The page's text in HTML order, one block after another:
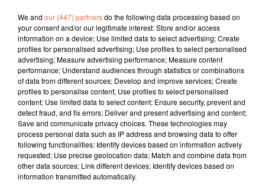
20 décembre 2023 - 13 min 57 sec
JOURNAL DU MERCREDI 20 DÉCEMBRE (MIDI)
Fabien Gazeau
L'info près de chez vous
Présenté par Fabien Gazeau
- Le programme coeur de Ville va connaitre une
deuxième phase à Bressuire
- A Moncoutant sur Sèvre, le conseil se détermine sur
les zones d'accélération des énergies renouvelables !
We and our (447) partnersdo the following data processing based on
your consent and/or our legitimate interest: Store and/or access
information on a device; Use limited data to select advertising; Create
profiles for personalised advertising; Use profiles to select personalised
advertising; Measure advertising performance; Measure content
performance; Understand audiences through statistics or combinations
of data from different sources; Develop and improve services; Create
profiles to personalise content; Use profiles to select personalised
content; Use limited data to select content; Ensure security, prevent and
detect fraud, and fix errors; Deliver and present advertising and content;
Save and communicate privacy choices. These technologies may
process personal data such as IP address and browsing data to offer
following functionalities: Identify devices based on information actively
requested; Use precise geolocation data; Match and combine data from
other data sources; Link different devices; Identify devices based on
information transmitted automatically.